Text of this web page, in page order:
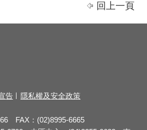
回上一頁
告 隱私權及安全政策
FAX：(02)8995-6665